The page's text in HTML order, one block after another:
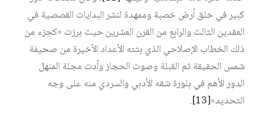
كبير في خلق أرض خصبة وممهدة لنشر البدايات القصصية في
العقدين الثالث والرابع من القرن العشرين حيث برزت «كجزء من
ذلك الخطاب الإصلاحي الذي بثته الأعداد الأخيرة من صحيفة
شمس الحقيقة ثم القبلة وصوت الحجاز وأدت مجلة المنهل
الدور الأهم في بلورة شقه الأدبي والسردي منه على وجه
التحديد»‏[13]
.